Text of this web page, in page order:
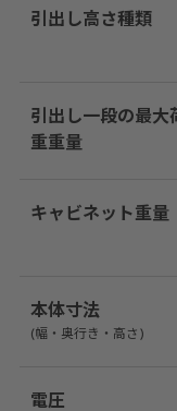
引出し高さ種類
引出し一段の最大
重重量
キャビネット重量
本体寸法
(幅・奥行き・高さ)
電圧